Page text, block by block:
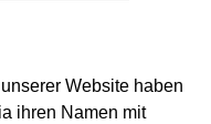
Website haben
ihren Namen mit